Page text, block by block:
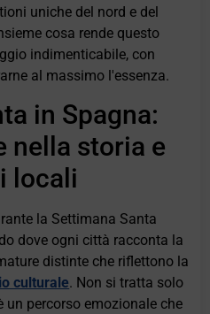
uniche del nord e del
cosa rende questo
indimenticabile, con
al massimo l'essenza.
in Spagna:
nella storia e
locali
la Settimana Santa
dove ogni città racconta la
distinte che riflettono la
culturale. Non si tratta solo
un percorso emozionale che